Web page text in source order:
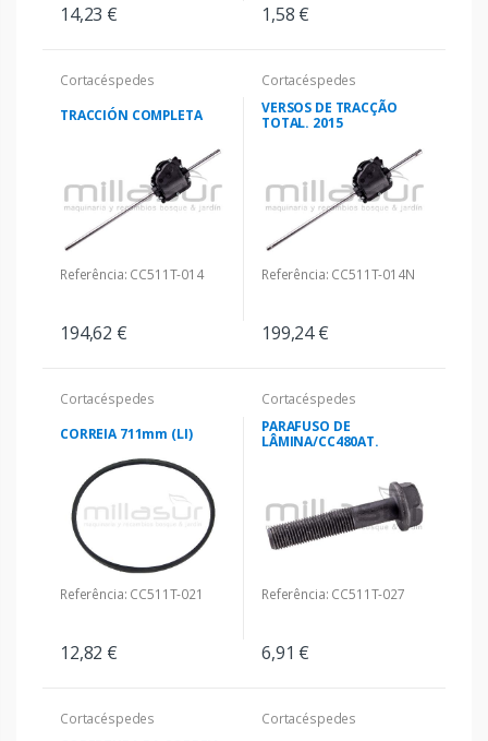
14,23 € 1,58 €
Cortacéspedes
TRACCIÓN COMPLETA
Referência: CC511T-014
194,62 €
Cortacéspedes
VERSOS DE TRACÇÃO
TOTAL. 2015
Referência: CC511T-014N
199,24 €
Cortacéspedes
CORREIA 711mm (LI)
Referência: CC511T-021
12,82 €
Cortacéspedes
PARAFUSO DE
LÂMINA/CC480AT.
Referência: CC511T-027
6,91 €
Cortacéspedes
Cortacéspedes